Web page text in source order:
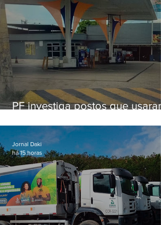
PF investiga postos que usaram
secretário morto em 2020
Jornal Daki
há 15 horas